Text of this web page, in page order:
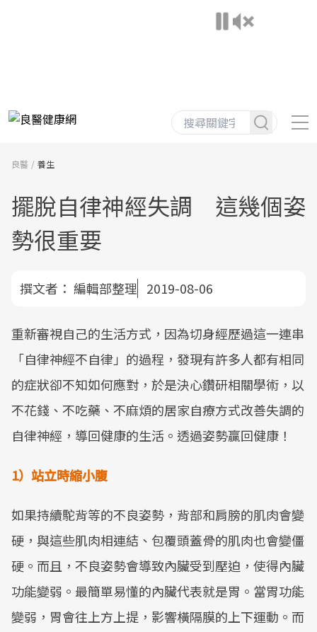
良醫 養生
擺脫自律神經失調 這幾個姿
勢很重要
撰文者： 編輯部整理 2019-08-06
重新審視自己的生活方式，因為切身經歷過這一連串
「自律神經不自律」的過程，發現有許多人都有相同
的症狀卻不知如何應對，於是決心鑽研相關學術，以
不花錢、不吃藥、不麻煩的居家自療方式改善失調的
自律神經，導回健康的生活。透過姿勢贏回健康！
1）站立時縮小腹
如果持續駝背等的不良姿勢，背部和肩膀的肌肉會變
硬，與這些肌肉相連結、包覆頭蓋骨的肌肉也會變僵
硬。而且，不良姿勢會導致內臟受到壓迫，使得內臟
功能變弱。最簡單易懂的內臟代表就是胃。當胃功能
變弱，胃會往上方上提，影響橫隔膜的上下運動。而